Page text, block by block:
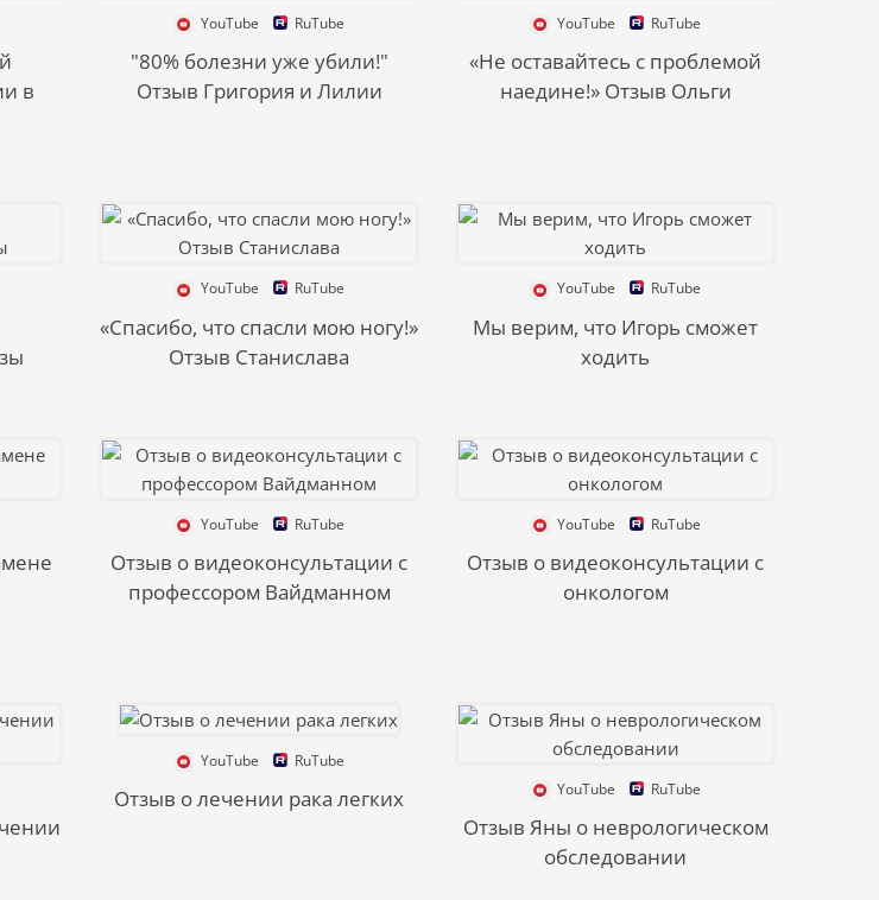
в
YouTube RuTube
"80% болезни уже убили!"
Отзыв Григория и Лилии
YouTube RuTube
«Не оставайтесь с проблемой
наедине!» Отзыв Ольги
YouTube RuTube
«Спасибо, что спасли мою ногу!»
Отзыв Станислава
YouTube RuTube
Мы верим, что Игорь сможет
ходить
YouTube RuTube
Отзыв о видеоконсультации с
профессором Вайдманном
YouTube RuTube
Отзыв о видеоконсультации с
онкологом
YouTube RuTube
Отзыв о лечении рака легких YouTube RuTube
Отзыв Яны о неврологическом
обследовании